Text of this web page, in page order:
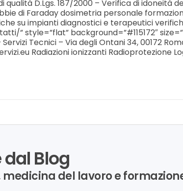
D.Lgs. 187/2000 – Verifica di
di Faraday dosimetria personale
su impianti diagnostici e terapeutici
style=”flat” background=”#115172″
Tecnici – Via degli Ontani 34, 00172
Radiazioni ionizzanti Radioprotezione
Blog
medicina del lavoro e